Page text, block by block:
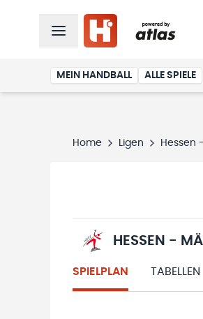
MEIN HANDBALL ALLE SPIELE
Home Ligen Hessen
HESSEN -
SPIELPLAN TABELLEN